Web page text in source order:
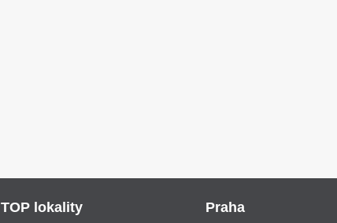
TOP lokality Praha